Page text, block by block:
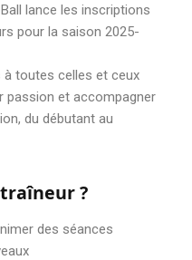
lance les inscriptions
pour la saison 2025-
toutes celles et ceux
passion et accompagner
du débutant au
?
des séances